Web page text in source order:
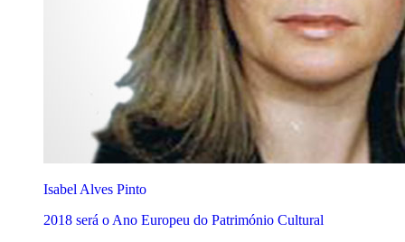
Isabel Alves Pinto
2018 será o Ano Europeu do Património Cultural